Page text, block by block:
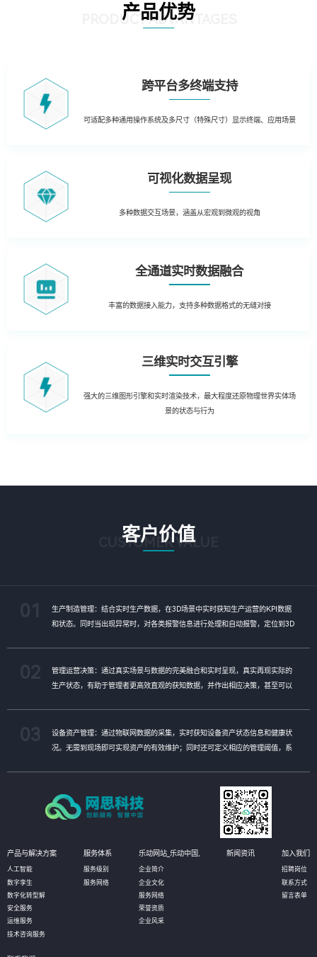
产品优势
PRODUCT ADVANTAGES
跨平台多终端支持
可适配多种通用操作系统及多尺寸（特殊尺寸）显示终端、应用场景
可视化数据呈现
多种数据交互场景，涵盖从宏观到微观的视角
全通道实时数据融合
丰富的数据接入能力，支持多种数据格式的无缝对接
三维实时交互引擎
强大的三维图形引擎和实时渲染技术，最大程度还原物理世界实体场
景的状态与行为
客户价值
CUSTOMER VALUE
生产制造管理：结合实时生产数据，在3D场景中实时获知生产运营的KPI数据
和状态。同时当出现异常时，对各类报警信息进行处理和自动报警，定位到3D
管理运营决策：通过真实场景与数据的完美融合和实时呈现，真实再现实际的
生产状态，有助于管理者更高效直观的获知数据，并作出相应决策，甚至可以
设备资产管理：通过物联网数据的采集，实时获知设备资产状态信息和健康状
况。无需到现场即可实现资产的有效维护；同时还可定义相应的管理阈值，系
产品与解决方案
人工智能
数字孪生
数字化转型解
安全服务
运维服务
技术咨询服务
服务体系
服务级别
服务网络
乐动网站_乐动中国,
企业简介
企业文化
服务网络
荣誉资质
企业风采
新闻资讯 加入我们
招聘岗位
联系方式
留言表单